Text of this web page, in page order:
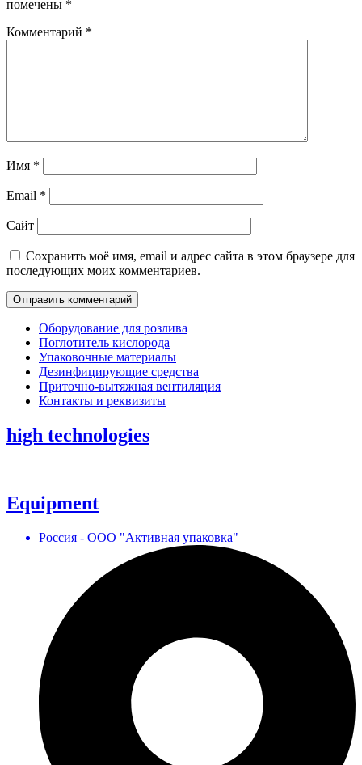
помечены *
Комментарий *
Имя *
Email *
Сайт
Сохранить моё имя, email и адрес сайта в этом браузере для
последующих моих комментариев.
Оборудование для розлива
Поглотитель кислорода
Упаковочные материалы
Дезинфицирующие средства
Приточно-вытяжная вентиляция
Контакты и реквизиты
high technologies
Equipment
Россия - ООО "Активная упаковка"